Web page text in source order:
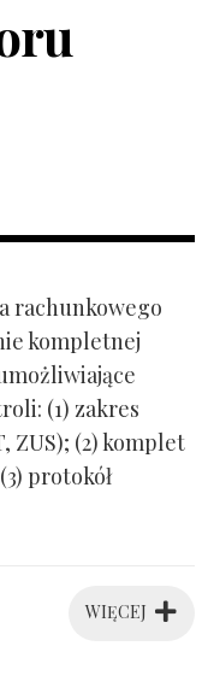
rachunkowego
kompletnej
(1) zakres
ZUS); (2) komplet
protokół
WIĘCEJ